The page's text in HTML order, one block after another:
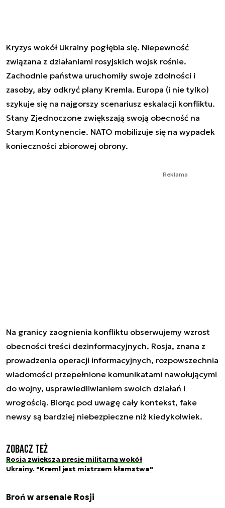
Kryzys wokół Ukrainy pogłębia się. Niepewność
związana z działaniami rosyjskich wojsk rośnie.
Zachodnie państwa uruchomiły swoje zdolności i
zasoby, aby odkryć plany Kremla. Europa (i nie tylko)
szykuje się na najgorszy scenariusz eskalacji konfliktu.
Stany Zjednoczone zwiększają swoją obecność na
Starym Kontynencie. NATO mobilizuje się na wypadek
konieczności zbiorowej obrony.
Reklama
Na granicy zaognienia konfliktu obserwujemy wzrost
obecności treści dezinformacyjnych. Rosja, znana z
prowadzenia operacji informacyjnych, rozpowszechnia
wiadomości przepełnione komunikatami nawołującymi
do wojny, usprawiedliwianiem swoich działań i
wrogością. Biorąc pod uwagę cały kontekst, fake
newsy są bardziej niebezpieczne niż kiedykolwiek.
Zobacz też
Rosja zwiększa presję militarną wokół
Ukrainy. "Kreml jest mistrzem kłamstwa"
Broń w arsenale Rosji